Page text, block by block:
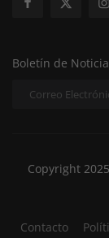
Boletín de
Copyright
Contacto